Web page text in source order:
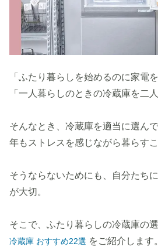
「ふたり暮らしを始めるのに家電
「一人暮らしのときの冷蔵庫を二
そんなとき、冷蔵庫を適当に選ん
年もストレスを感じながら暮らすこ
そうならないためにも、自分たち
が大切。
そこで、ふたり暮らしの冷蔵庫の
冷蔵庫 おすすめ22選 をご紹介します。